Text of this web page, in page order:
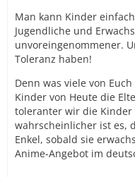
Man kann Kinder
Jugendliche und
unvoreingenommener.
Toleranz haben!
Denn was viele von
Kinder von Heute die
toleranter wir die
wahrscheinlicher ist es,
Enkel, sobald sie
Anime-Angebot im